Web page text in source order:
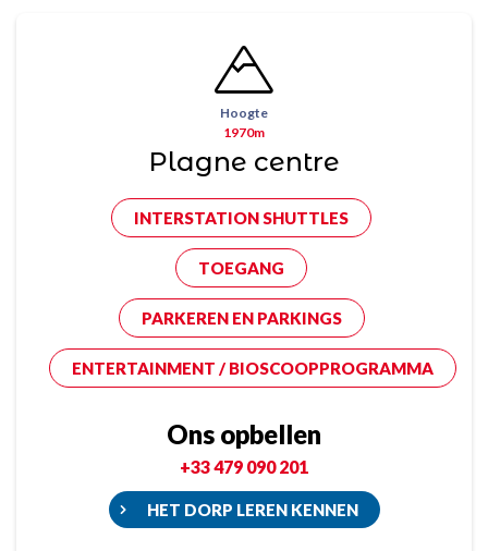
Hoogte
1970m
Plagne centre
INTERSTATION SHUTTLES
TOEGANG
PARKEREN EN PARKINGS
ENTERTAINMENT / BIOSCOOPPROGRAMMA
Ons opbellen
+33 479 090 201
HET DORP LEREN KENNEN